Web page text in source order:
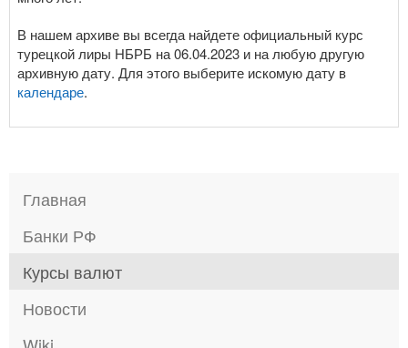
В нашем архиве вы всегда найдете официальный курс
турецкой лиры НБРБ на 06.04.2023 и на любую другую
архивную дату. Для этого выберите искомую дату в
календаре.
Главная
Банки РФ
Курсы валют
Новости